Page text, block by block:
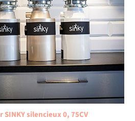
SINKY silencieux 0, 75CV